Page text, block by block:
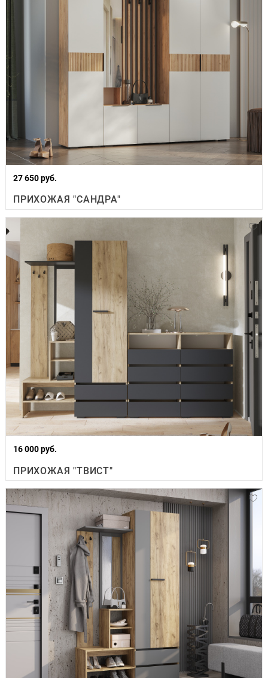
27 650 руб.
ПРИХОЖАЯ "САНДРА"
16 000 руб.
ПРИХОЖАЯ "ТВИСТ"